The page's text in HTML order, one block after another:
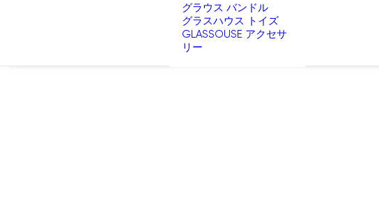
グラウス バンドル
グラスハウス トイズ
GLASSOUSE アクセサ
リー